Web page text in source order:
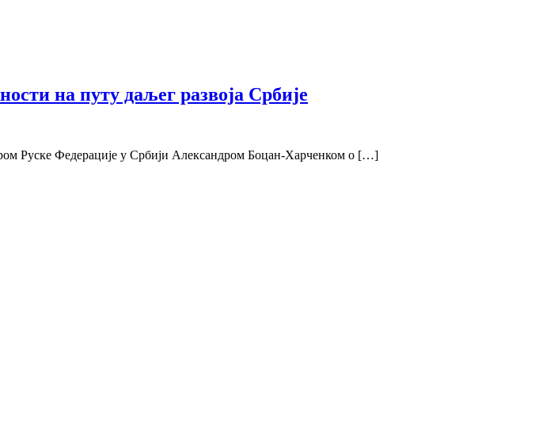
на путу даљег развоја Србије
Руске Федерације у Србији Александром Боцан-Харченком о […]